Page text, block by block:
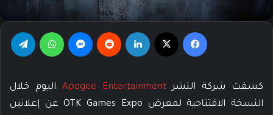
كشفت شركة النشرApogee Entertainment اليوم خلال
النسخة الافتتاحية لمعرض OTK Games Expo عن إعلانين